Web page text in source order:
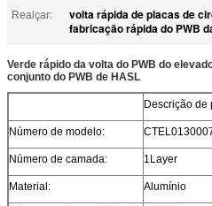
Realçar:
volta rápida de placas de
fabricação rápida do PWB
Verde rápido da volta do PWB do
conjunto do PWB de HASL
Descrição de
Número de modelo:
Número de camada: 1Layer
Material: Alumínio